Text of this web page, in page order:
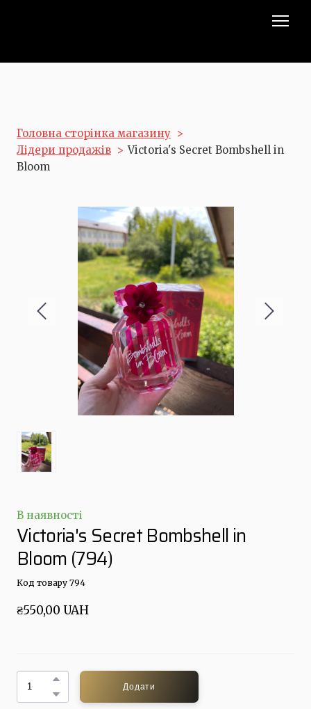
Головна сторінка магазину
Лідери продажів
Victoria's Secret Bombshell in
Bloom
В наявності
Victoria's Secret Bombshell in
Bloom (794)
Код товару 794
₴550,00 UAH
Додати